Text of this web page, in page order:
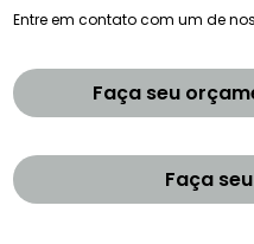
Entre em contato com um de
Faça seu
Faça